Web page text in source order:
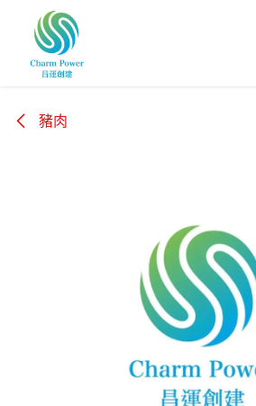
跳至內容
豬肉